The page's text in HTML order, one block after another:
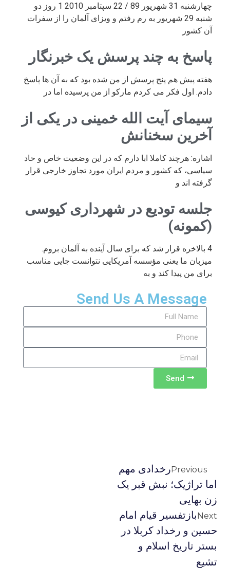
چهارشنبه 31 شهریور 89 / 22 سپتامبر 2010 1 روز دو
شنبه 29 شهریور به رم رفتم و ویزای آلمان را از سفرات
آن کشور
پاسخ به چند پرسش یک خبرنگار
هفته پیش هم پنج پرسش از من شده بود که به آن ها پاسخ
دادم. اول فکر می کردم مارکو از من پرسیده اما در
سیمای آیت الله خمینی در یکی از
آخرین سخنانش
اشاره: هرچند کاملا ابا دارم که در این وضعیت خاص و حاد
سیاسی، که کشور و مردم ایران مورد تجاوز خارجی قرار
گرفته اند و
جلسه تودیع در شهرداری کیوسی
(کمونه)
4 بالاخره قرار شد که برای سال آینده به آلمان بروم.
میزبان ما یعنی مؤسسه آمریکایی نتوانست جایی مناسب
برای من پیدا کند و به
Send Us A Message
Send
Previous رخدادی مهم
اما تراژیک؛ نبش قبر یک
زن بهایی
Next بازتفسیر قیام امام
حسین و رخداد کربلا در
بستر تاریخ اسلام و
تشیع